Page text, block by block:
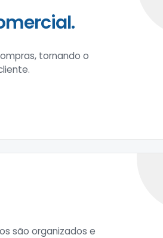
tornando o
são organizados e